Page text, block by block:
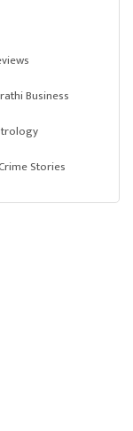
Business
Stories